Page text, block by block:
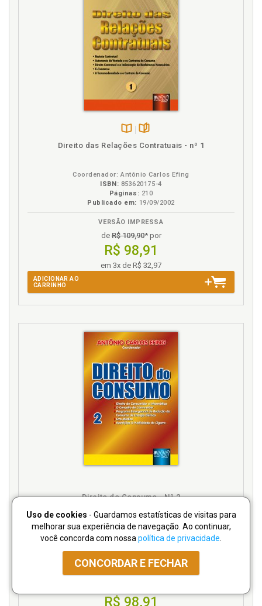
Direito das Relações Contratuais - nº 1
Coordenador: Antônio Carlos Efing
ISBN: 853620175-4
Páginas: 210
Publicado em: 19/09/2002
VERSÃO IMPRESSA
deR$ 109,90* por
R$ 98,91
em 3x de R$ 32,97
ADICIONAR AO
CARRINHO
Direito do Consumo - Nº 2
Coordenador: Antônio Carlos Efing
ISBN:853620176-2
Páginas:
VERSÃO IMPRESSA
R$ 98,91
Uso de cookies - Guardamos estatísticas de visitas para
melhorar sua experiência de navegação. Ao continuar,
você concorda com nossa política de privacidade
CONCORDAR E FECHAR